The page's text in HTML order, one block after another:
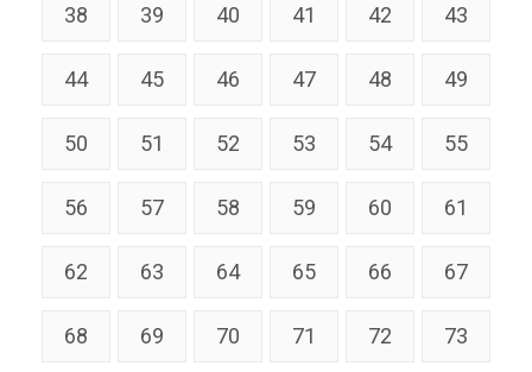
38 39 40 41 42 43
44 45 46 47 48 49
50 51 52 53 54 55
56 57 58 59 60 61
62 63 64 65 66 67
68 69 70 71 72 73